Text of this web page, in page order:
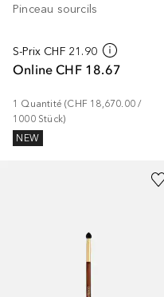
Pinceau sourcils
S-Prix CHF 21.90
Online CHF 18.67
1 Quantité (CHF 18,670.00 /
1000 Stück)
NEW